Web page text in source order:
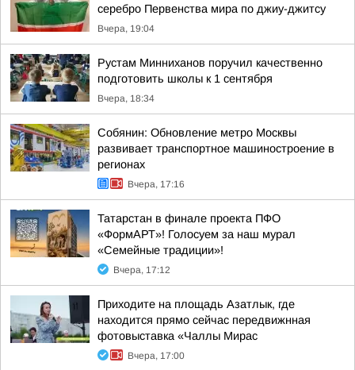
серебро Первенства мира по джиу-джитсу
Вчера, 19:04
Рустам Минниханов поручил качественно
подготовить школы к 1 сентября
Вчера, 18:34
Собянин: Обновление метро Москвы
развивает транспортное машиностроение в
регионах
Вчера, 17:16
Татарстан в финале проекта ПФО
«ФормАРТ»! Голосуем за наш мурал
«Семейные традиции»!
Вчера, 17:12
Приходите на площадь Азатлык, где
находится прямо сейчас передвижнная
фотовыставка «Чаллы Мирас
Вчера, 17:00